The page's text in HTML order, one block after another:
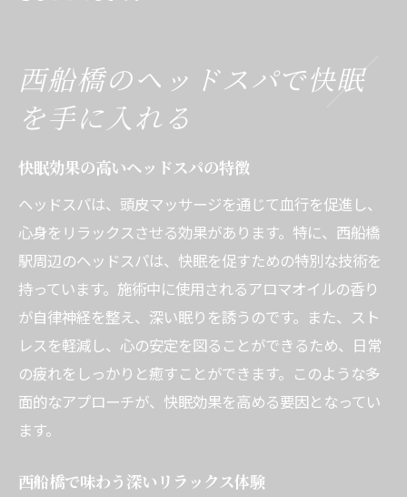
西船橋のヘッドスパで快眠
を手に入れる
快眠効果の高いヘッドスパの特徴
ヘッドスパは、頭皮マッサージを通じて血行を促進し、
心身をリラックスさせる効果があります。特に、西船橋
駅周辺のヘッドスパは、快眠を促すための特別な技術を
持っています。施術中に使用されるアロマオイルの香り
が自律神経を整え、深い眠りを誘うのです。また、スト
レスを軽減し、心の安定を図ることができるため、日常
の疲れをしっかりと癒すことができます。このような多
面的なアプローチが、快眠効果を高める要因となってい
ます。
西船橋で味わう深いリラックス体験